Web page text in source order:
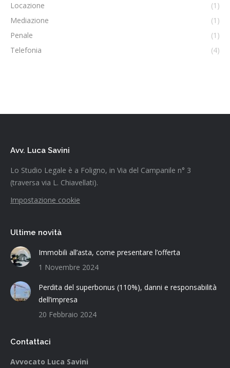
Locazione
(1)
Mediazione
(1)
Penale
(1)
Telefonia
(4)
Avv. Luca Savini
Lo Studio Legale è a Foligno, in Via del Campanile n° 3
(traversa via L. Chiavellati).
Impostazione cookie
Ultime novità
Immobili all’asta, come presentare l’offerta
1 Novembre 2024
Perdita del superbonus (110%), danni e responsabilità
dell’impresa
20 Febbraio 2024
Contattaci
Avvocato Luca Savini